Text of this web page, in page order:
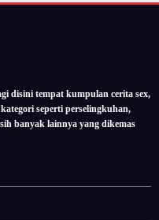
disini tempat kumpulan cerita sex,
seperti perselingkuhan,
banyak lainnya yang dikemas